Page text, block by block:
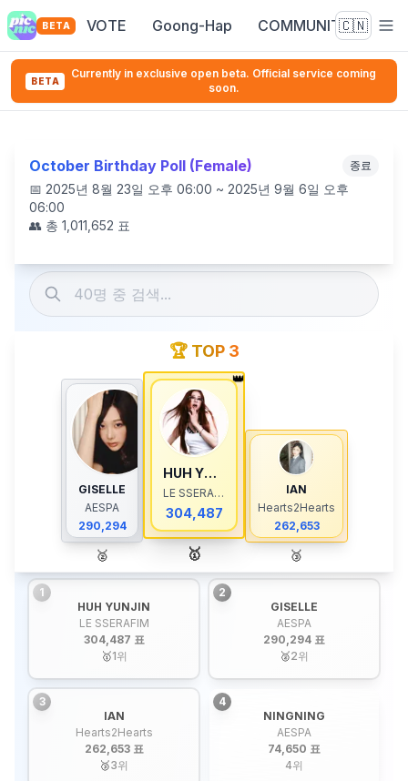
BETA VOTE Goong-Hap COMMUNITY🇨🇳
BETA
Currently in exclusive open beta. Official service coming
soon.
October Birthday Poll (Female) 종료
📅 2025년 8월 23일 오후 06:00 ~ 2025년 9월 6일 오후
06:00
👥 총 1,011,652 표
🏆 TOP 3
GISELLE
AESPA
290,294
🥈
👑
HUH YUNJIN
LE SSERAFIM
304,487
🥇
IAN
Hearts2Hearts
262,653
🥉
1
HUH YUNJIN
LE SSERAFIM
304,487 표
🥇1위
2
GISELLE
AESPA
290,294 표
🥈2위
3
IAN
Hearts2Hearts
262,653 표
🥉3위
4
NINGNING
AESPA
74,650 표
4위